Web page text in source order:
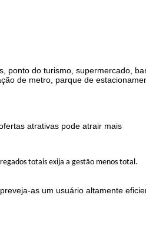
ponto do turismo, supermercado,
de metro, parque de
atrativas pode atrair mais
totais exija a gestão menos total.
as um usuário altamente